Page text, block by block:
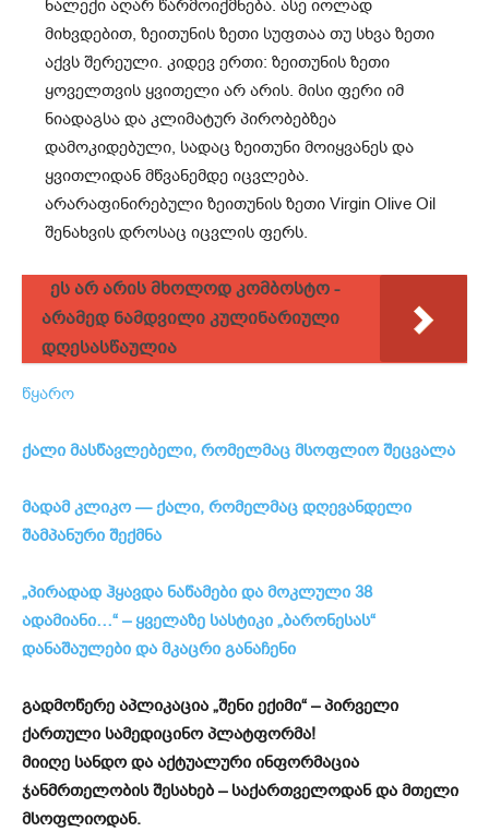
ნალექი აღარ წარმოიქმნება. ასე იოლად
მიხვდებით, ზეითუნის ზეთი სუფთაა თუ სხვა ზეთი
აქვს შერეული. კიდევ ერთი: ზეითუნის ზეთი
ყოველთვის ყვითელი არ არის. მისი ფერი იმ
ნიადაგსა და კლიმატურ პირობებზეა
დამოკიდებული, სადაც ზეითუნი მოიყვანეს და
ყვითლიდან მწვანემდე იცვლება.
არარაფინირებული ზეითუნის ზეთი Virgin Olive Oil
შენახვის დროსაც იცვლის ფერს.
ეს არ არის მხოლოდ კომბოსტო -
არამედ ნამდვილი კულინარიული
დღესასწაულია
წყარო
ქალი მასწავლებელი, რომელმაც მსოფლიო შეცვალა
მადამ კლიკო — ქალი, რომელმაც დღევანდელი
შამპანური შექმნა
„პირადად ჰყავდა ნაწამები და მოკლული 38
ადამიანი…“ – ყველაზე სასტიკი „ბარონესას“
დანაშაულები და მკაცრი განაჩენი
გადმოწერე აპლიკაცია „შენი ექიმი“ – პირველი
ქართული სამედიცინო პლატფორმა!
მიიღე სანდო და აქტუალური ინფორმაცია
ჯანმრთელობის შესახებ – საქართველოდან და მთელი
მსოფლიოდან.